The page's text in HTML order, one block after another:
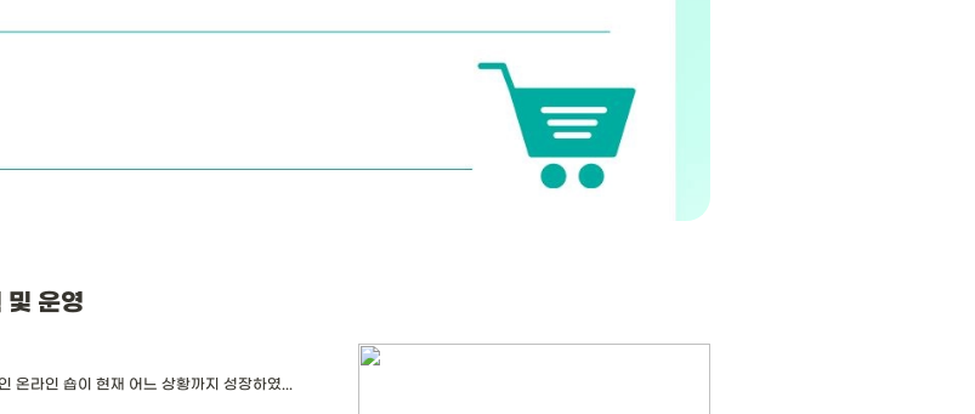
운영
온라인 숍이 현재 어느 상황까지 성장하였...